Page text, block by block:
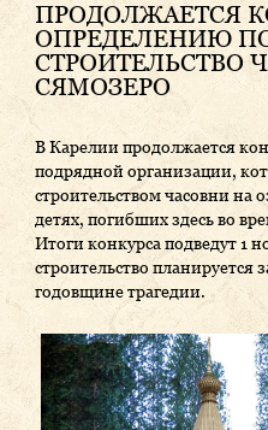
ПРОДОЛЖАЕТСЯ
ОПРЕДЕЛЕНИЮ
СТРОИТЕЛЬСТВО
СЯМОЗЕРО
В Карелии продолжается
подрядной организации,
строительством часовни на
детях, погибших здесь во
Итоги конкурса подведут 1
строительство планируется
годовщине трагедии.